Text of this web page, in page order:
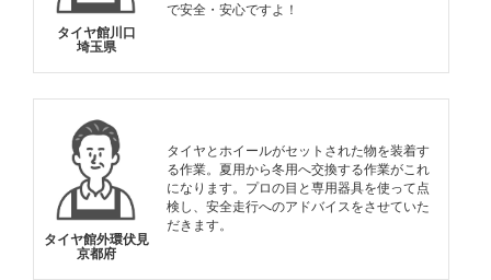
タイヤ館川口
埼玉県
で安全・安心ですよ！
タイヤ館外環伏見
京都府
タイヤとホイールがセットされた物を装着す
る作業。夏用から冬用へ交換する作業がこれ
になります。プロの目と専用器具を使って点
検し、安全走行へのアドバイスをさせていた
だきます。